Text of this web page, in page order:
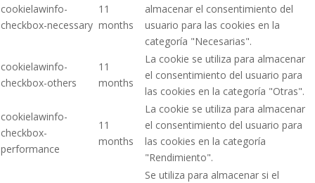
cookielawinfo-
checkbox-necessary
11
months
almacenar el consentimiento del
usuario para las cookies en la
categoría "Necesarias".
cookielawinfo-
checkbox-others
11
months
La cookie se utiliza para almacenar
el consentimiento del usuario para
las cookies en la categoría "Otras".
cookielawinfo-
checkbox-
performance
11
months
La cookie se utiliza para almacenar
el consentimiento del usuario para
las cookies en la categoría
"Rendimiento".
Se utiliza para almacenar si el